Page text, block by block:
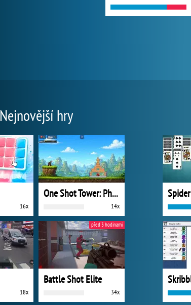
Nejnovější hry
16x
One Shot Tower: Physics Destroyer
14x
18x
Battle Shot Elite
34x
před 3 hodinami